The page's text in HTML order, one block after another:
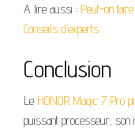
A lire aussi : Peut-on
Conseils d’experts
Conclusion
Le HONOR Magic 7 Pro
puissant processeur, son